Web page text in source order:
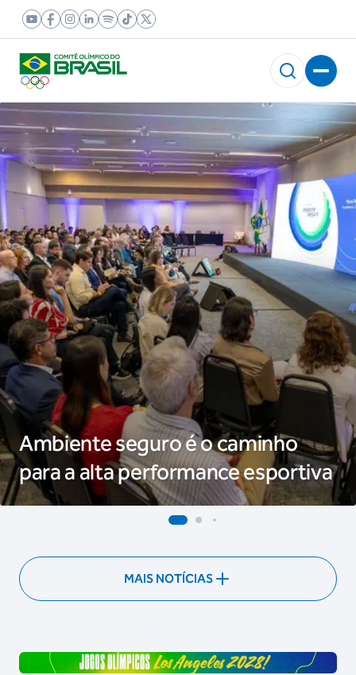
Ambiente seguro é o caminho
para a alta performance esportiva
MAIS NOTÍCIAS